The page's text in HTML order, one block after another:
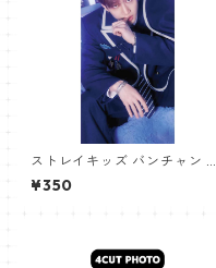
ストレイキッズ バンチャン パ
ノラマポスター (Stray Kids B
angchan Poster) 700*330
¥350